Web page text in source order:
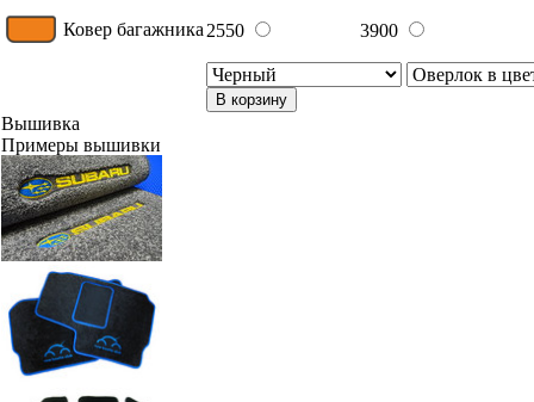
Ковер багажника 2550 3900
В корзину
Вышивка
Примеры вышивки